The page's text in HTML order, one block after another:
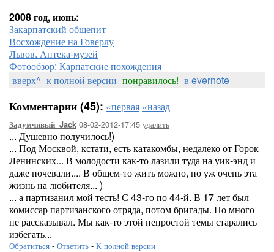
2008 год, июнь:
Закарпатский общепит
Восхождение на Говерлу
Львов. Аптека-музей
Фотообзор: Карпатские похождения
вверх^ к полной версии понравилось! в evernote
Комментарии (45): «первая «назад
Задумчивый_Jack 08-02-2012-17:45 удалить
... Душевно получилось!)
... Под Москвой, кстати, есть катакомбы, недалеко от Горок
Ленинских... В молодости как-то лазили туда на уик-энд и
даже ночевали.... В общем-то жить можно, но уж очень эта
жизнь на любителя... )
... а партизанил мой тесть! С 43-го по 44-й. В 17 лет был
комиссар партизанского отряда, потом бригады. Но много
не рассказывал. Мы как-то этой непростой темы старались
избегать...
Обратиться - Ответить - К полной версии